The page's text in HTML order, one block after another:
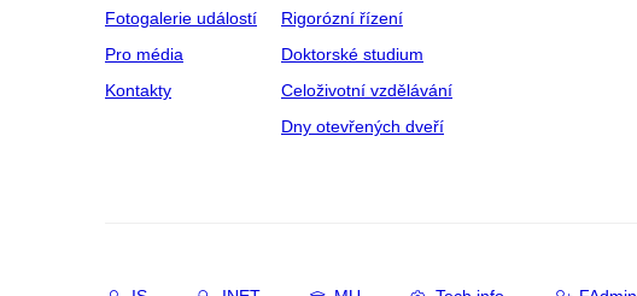
Fotogalerie událostí
Pro média
Kontakty
Rigorózní řízení
Doktorské studium
Celoživotní vzdělávání
Dny otevřených dveří